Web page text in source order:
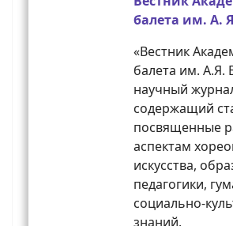
балета им. А.
«Вестник
балета им. А.Я.
научный
содержащий
посвященные
аспектам
искусства,
педагогики,
социально-
знаний.